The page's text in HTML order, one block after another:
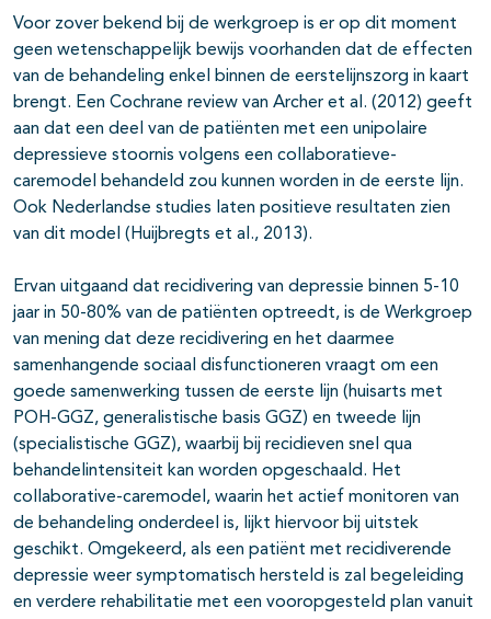
Voor zover bekend bij de werkgroep is er op dit moment
geen wetenschappelijk bewijs voorhanden dat de effecten
van de behandeling enkel binnen de eerstelijnszorg in kaart
brengt. Een Cochrane review van Archer et al. (2012) geeft
aan dat een deel van de patiënten met een unipolaire
depressieve stoornis volgens een collaboratieve-
caremodel behandeld zou kunnen worden in de eerste lijn.
Ook Nederlandse studies laten positieve resultaten zien
van dit model (Huijbregts et al., 2013).
Ervan uitgaand dat recidivering van depressie binnen 5-10
jaar in 50-80% van de patiënten optreedt, is de Werkgroep
van mening dat deze recidivering en het daarmee
samenhangende sociaal disfunctioneren vraagt om een
goede samenwerking tussen de eerste lijn (huisarts met
POH-GGZ, generalistische basis GGZ) en tweede lijn
(specialistische GGZ), waarbij bij recidieven snel qua
behandelintensiteit kan worden opgeschaald. Het
collaborative-caremodel, waarin het actief monitoren van
de behandeling onderdeel is, lijkt hiervoor bij uitstek
geschikt. Omgekeerd, als een patiënt met recidiverende
depressie weer symptomatisch hersteld is zal begeleiding
en verdere rehabilitatie met een vooropgesteld plan vanuit